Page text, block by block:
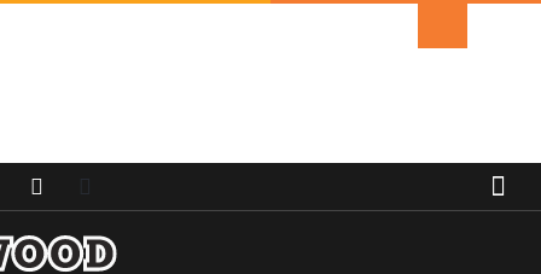
Přejít
košík